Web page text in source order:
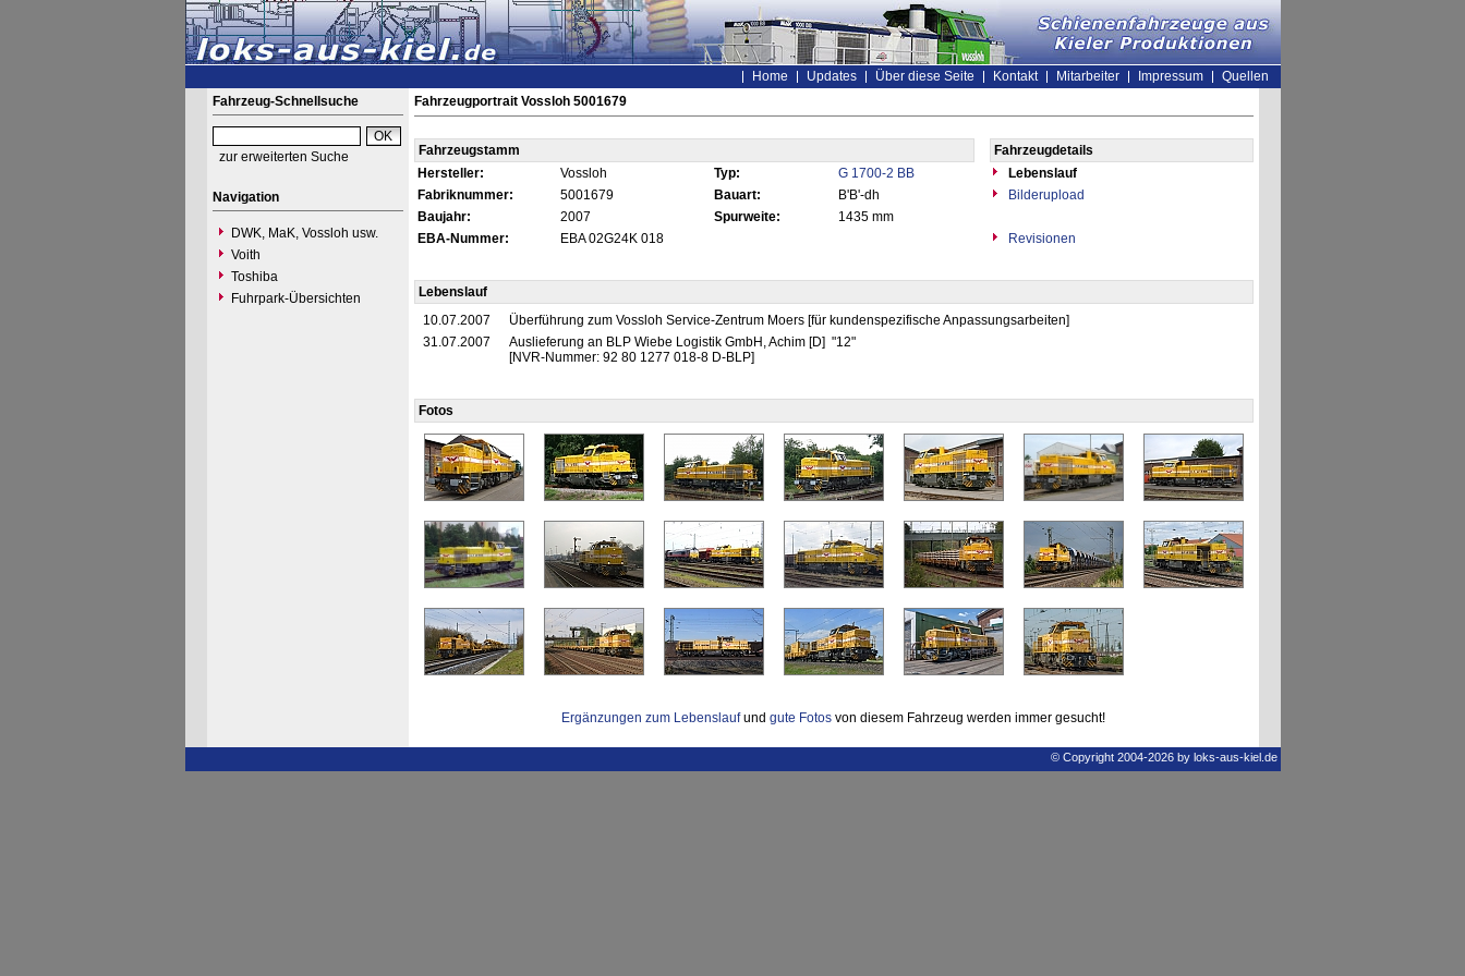
Home Updates Über diese Seite Kontakt Mitarbeiter Impressum
Quellen
Fahrzeug-Schnellsuche
zur erweiterten Suche
Navigation
DWK, MaK, Vossloh usw.
Voith
Toshiba
Fuhrpark-Übersichten
Fahrzeugportrait Vossloh 5001679
Fahrzeugstamm
Fahrzeugdetails
Hersteller:
Vossloh Typ: G 1700-2 BB
Lebenslauf
Fabriknummer:
5001679 Bauart: B'B'-dh
Bilderupload
Baujahr:
2007 Spurweite:
1435 mm
EBA-Nummer:
EBA 02G24K 018 Revisionen
Lebenslauf
10.07.2007
Überführung zum Vossloh Service-Zentrum Moers [für kundenspezifische Anpassungsarbeiten]
31.07.2007
Auslieferung an BLP Wiebe Logistik GmbH, Achim [D] "12"
[NVR-Nummer: 92 80 1277 018-8 D-BLP]
Fotos
Ergänzungen zum Lebenslaufund gute Fotos von diesem Fahrzeug werden immer gesucht!
© Copyright 2004-2026 by loks-aus-kiel.de